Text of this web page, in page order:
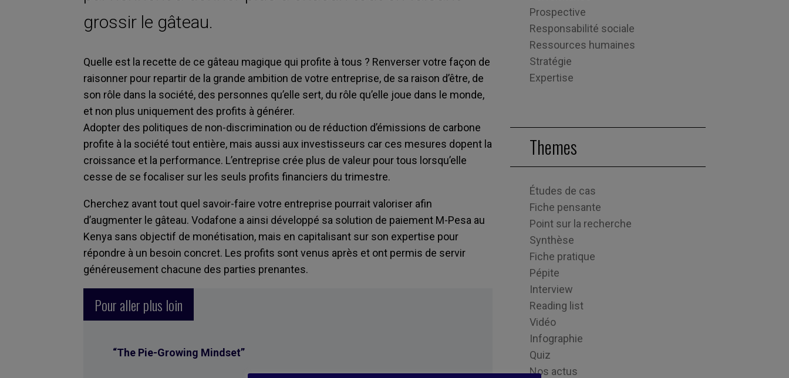
grossir le gâteau.
Quelle est la recette de ce gâteau magique qui profite à tous ? Renverser votre façon de
raisonner pour repartir de la grande ambition de votre entreprise, de sa raison d’être, de
son rôle dans la société, des personnes qu’elle sert, du rôle qu’elle joue dans le monde,
et non plus uniquement des profits à générer.
Adopter des politiques de non-discrimination ou de réduction d’émissions de carbone
profite à la société tout entière, mais aussi aux investisseurs car ces mesures dopent la
croissance et la performance. L’entreprise crée plus de valeur pour tous lorsqu’elle
cesse de se focaliser sur les seuls profits financiers du trimestre.
Cherchez avant tout quel savoir-faire votre entreprise pourrait valoriser afin
d’augmenter le gâteau. Vodafone a ainsi développé sa solution de paiement M-Pesa au
Kenya sans objectif de monétisation, mais en capitalisant sur son expertise pour
répondre à un besoin concret. Les profits sont venus après et ont permis de servir
généreusement chacune des parties prenantes.
Pour aller plus loin
“The Pie-Growing Mindset”
Prospective
Responsabilité sociale
Ressources humaines
Stratégie
Expertise
Themes
Études de cas
Fiche pensante
Point sur la recherche
Synthèse
Fiche pratique
Pépite
Interview
Reading list
Vidéo
Infographie
Quiz
Nos actus